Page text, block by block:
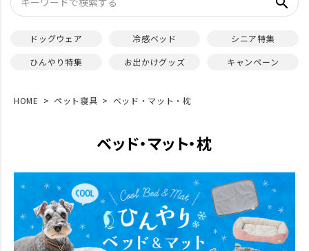
ドッグウェア 冷感ベッド
シニア特集
ひんやり特集
お出かけグッズ キャンペーン
HOME ペット寝具 ベッド・マット・枕
ベッド・マット・枕